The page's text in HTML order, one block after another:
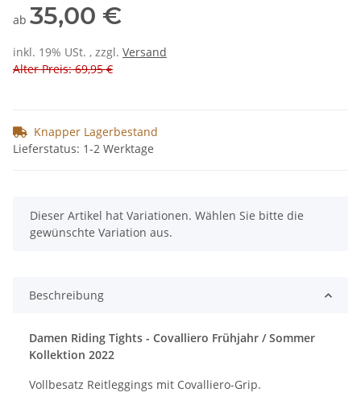
ab 35,00 €
inkl. 19% USt. , zzgl. Versand
Alter Preis: 69,95 €
Knapper Lagerbestand
Lieferstatus: 1-2 Werktage
x
Dieser Artikel hat Variationen. Wählen Sie bitte die
gewünschte Variation aus.
Beschreibung
Damen Riding Tights - Covalliero Frühjahr / Sommer
Kollektion 2022
Vollbesatz Reitleggings mit Covalliero-Grip.